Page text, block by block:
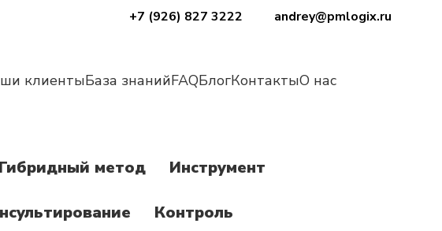
+7 (926) 827 3222 andrey@pmlogix.ru
клиентыБаза знанийFAQБлогКонтактыО нас
Гибридный метод Инструмент
Контроль